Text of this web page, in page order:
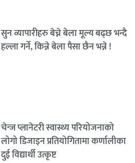
सुन व्यापारीहरु बेच्ने बेला मूल्य बढ्छ भन्दै
हल्ला गर्ने, किन्ने बेला पैसा छैन भन्ने !
चेन्ज प्लानेटरी स्वास्थ्य परियोजनाको
लोगो डिजाइन प्रतियोगितामा कर्णालीका
दुई विद्यार्थी उत्कृष्ट